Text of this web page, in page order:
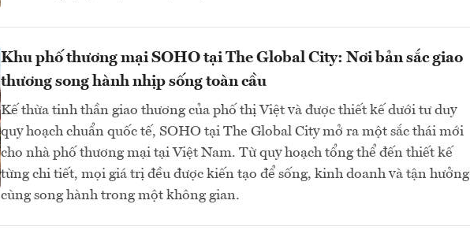
Khu phố thương mại SOHO tại The Global City: Nơi bản sắc giao
thương song hành nhịp sống toàn cầu
Kế thừa tinh thần giao thương của phố thị Việt và được thiết kế dưới tư duy
quy hoạch chuẩn quốc tế, SOHO tại The Global City mở ra một sắc thái mới
cho nhà phố thương mại tại Việt Nam. Từ quy hoạch tổng thể đến thiết kế
từng chi tiết, mọi giá trị đều được kiến tạo để sống, kinh doanh và tận hưởng
cùng song hành trong một không gian.